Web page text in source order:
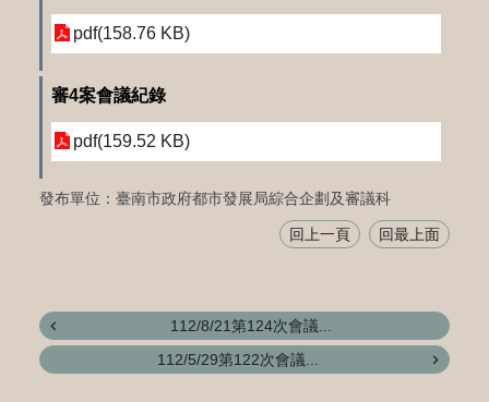
pdf(158.76 KB)
審4案會議紀錄
pdf(159.52 KB)
發布單位：臺南市政府都市發展局綜合企劃及審議科
回上一頁 回最上面
112/8/21第124次會議...
112/5/29第122次會議...